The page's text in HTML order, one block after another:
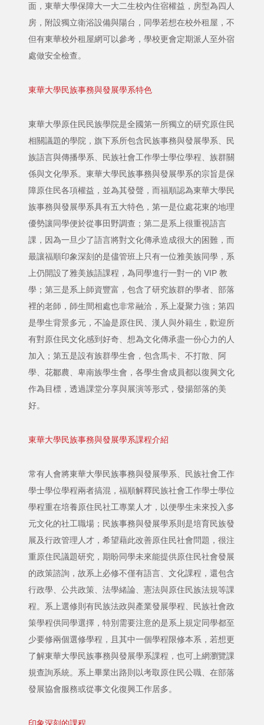
面，東華大學保障大一大二生校內住宿權益，房型為四人
房，附設獨立衛浴設備與陽台，同學若想在校外租屋，不
但有東華校外租屋網可以參考，學校更會定期派人至外宿
處做安全檢查。
東華大學民族事務與發展學系特色
東華大學原住民民族學院是全國第一所獨立的研究原住民
相關議題的學院，旗下系所包含民族事務與發展學系、民
族語言與傳播學系、民族社會工作學士學位學程、族群關
係與文化學系。東華大學民族事務與發展學系的宗旨是保
障原住民各項權益，並為其發聲，而福順認為東華大學民
族事務與發展學系具有五大特色，第一是位處花東的地理
優勢讓同學便於從事田野調查；第二是系上很重視語言
課，因為一旦少了語言將對文化傳承造成很大的困難，而
最讓福順印象深刻的是儘管班上只有一位雅美族同學，系
上仍開設了雅美族語課程，為同學進行一對一的 VIP 教
學；第三是系上師資豐富，包含了研究族群的學者、部落
裡的老師，師生間相處也非常融洽，系上凝聚力強；第四
是學生背景多元，不論是原住民、漢人與外籍生，歡迎所
有對原住民文化感到好奇、想為文化傳承盡一份心力的人
加入；第五是設有族群學生會，包含馬卡、不打散、阿
學、花鄒農、卑南族學生會，各學生會成員都以復興文化
作為目標，透過課堂分享與展演等形式，發揚部落的美
好。
東華大學民族事務與發展學系課程介紹
常有人會將東華大學民族事務與發展學系、民族社會工作
學士學位學程兩者搞混，福順解釋民族社會工作學士學位
學程重在培養原住民社工專業人才，以便學生未來投入多
元文化的社工職場；民族事務與發展學系則是培育民族發
展及行政管理人才，希望藉此改善原住民社會問題，很注
重原住民議題研究，期盼同學未來能提供原住民社會發展
的政策諮詢，故系上必修不僅有語言、文化課程，還包含
行政學、公共政策、法學緒論、憲法與原住民族法規等課
程。系上選修則有民族法政與產業發展學程、民族社會政
策學程供同學選擇，特別需要注意的是系上規定同學都至
少要修兩個選修學程，且其中一個學程限修本系，若想更
了解東華大學民族事務與發展學系課程，也可上網瀏覽課
規查詢系統。系上畢業出路則以考取原住民公職、在部落
發展協會服務或從事文化復興工作居多。